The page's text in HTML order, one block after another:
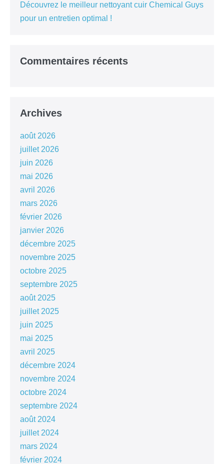
Découvrez le meilleur nettoyant cuir Chemical Guys
pour un entretien optimal !
Commentaires récents
Archives
août 2026
juillet 2026
juin 2026
mai 2026
avril 2026
mars 2026
février 2026
janvier 2026
décembre 2025
novembre 2025
octobre 2025
septembre 2025
août 2025
juillet 2025
juin 2025
mai 2025
avril 2025
décembre 2024
novembre 2024
octobre 2024
septembre 2024
août 2024
juillet 2024
mars 2024
février 2024